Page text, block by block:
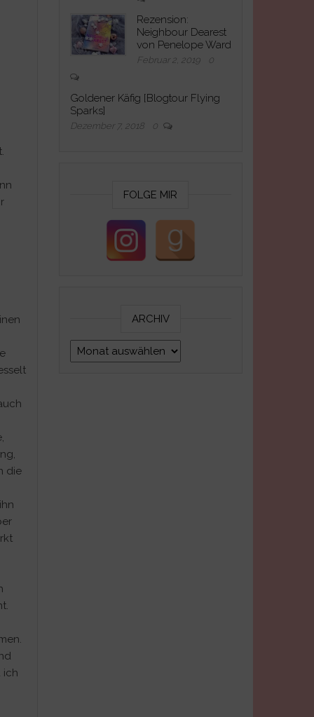
die
ich
Rezension:
Neighbour Dearest
von Penelope Ward
Februar 2, 2019 0
Goldener Käfig [Blogtour Flying
Sparks]
Dezember 7, 2018 0
FOLGE MIR
ARCHIV
Archiv